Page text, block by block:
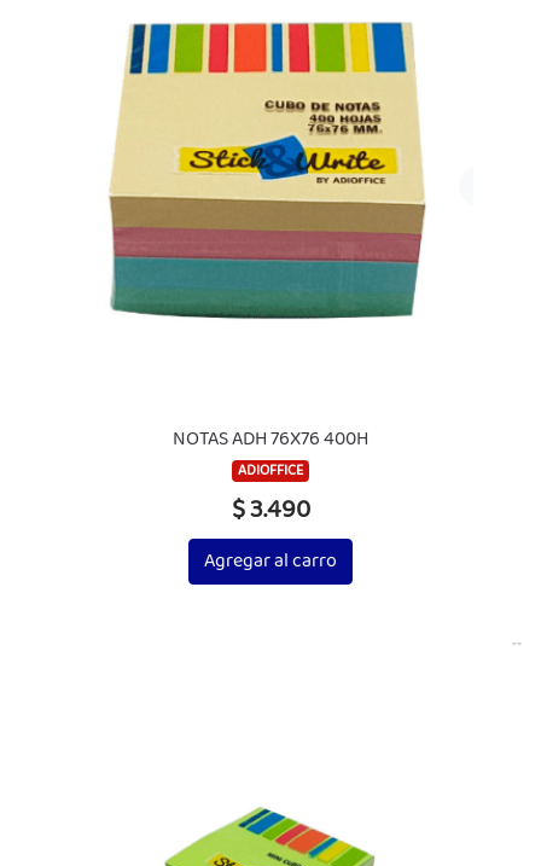
NOTAS ADH 76X76 400H
ADIOFFICE
$ 3.490
Agregar al carro